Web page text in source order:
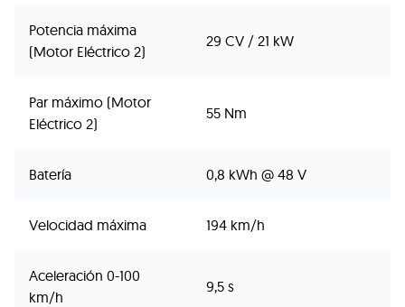
Potencia máxima
(Motor Eléctrico 2)
29 CV / 21 kW
Par máximo (Motor
Eléctrico 2)
55 Nm
Batería 0,8 kWh @ 48 V
Velocidad máxima 194 km/h
Aceleración 0-100
km/h
9,5 s